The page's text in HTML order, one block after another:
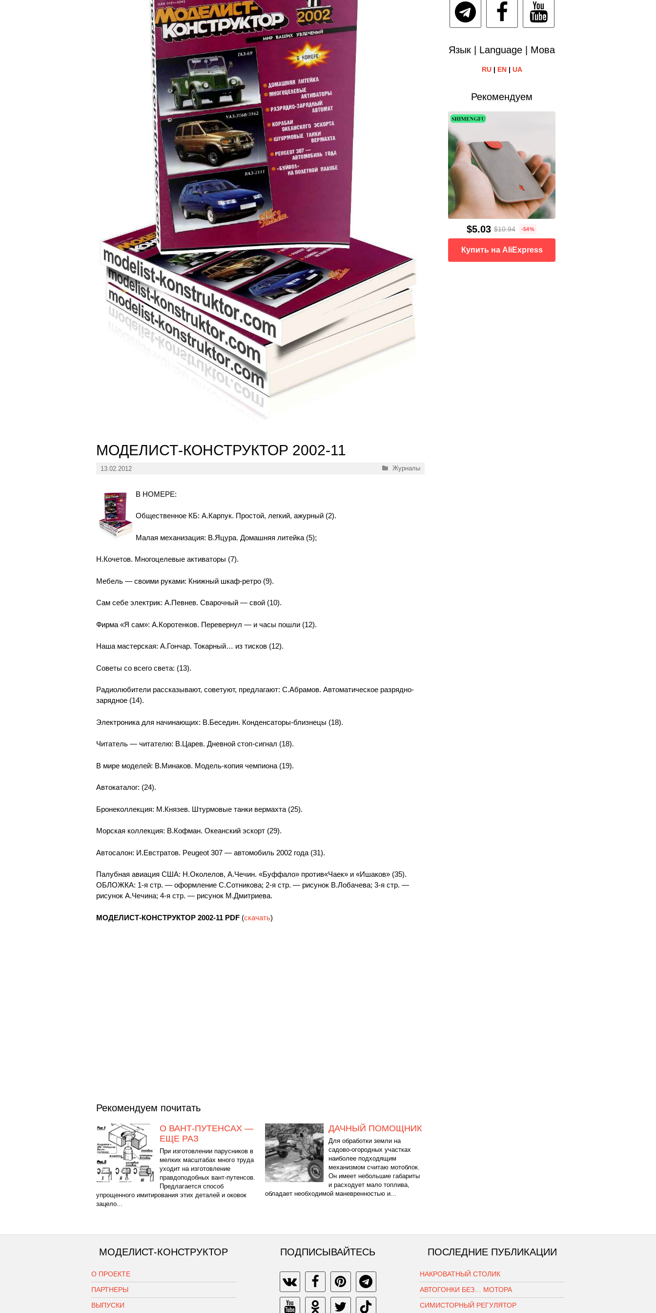
МОДЕЛИСТ-КОНСТРУКТОР 2002-11
13.02.2012 Рубрики
Журналы
В НОМЕРЕ:
Общественное КБ: А.Карпук. Простой, легкий, ажурный (2).
Малая механизация: В.Яцура. Домашняя литейка (5);
Н.Кочетов. Многоцелевые активаторы (7).
Мебель — своими руками: Книжный шкаф-ретро (9).
Сам себе электрик: А.Певнев. Сварочный — свой (10).
Фирма «Я сам»: А.Коротенков. Перевернул — и часы пошли (12).
Наша мастерская: А.Гончар. Токарный… из тисков (12).
Советы со всего света: (13).
Радиолюбители рассказывают, советуют, предлагают: С.Абрамов. Автоматическое разрядно-
зарядное (14).
Электроника для начинающих: В.Беседин. Конденсаторы-близнецы (18).
Читатель — читателю: В.Царев. Дневной стоп-сигнал (18).
В мире моделей: В.Минаков. Модель-копия чемпиона (19).
Автокаталог: (24).
Бронеколлекция: М.Князев. Штурмовые танки вермахта (25).
Морская коллекция: В.Кофман. Океанский эскорт (29).
Автосалон: И.Евстратов. Peugeot 307 — автомобиль 2002 года (31).
Палубная авиация США: Н.Околелов, А.Чечин. «Буффало» против«Чаек» и «Ишаков» (35).
ОБЛОЖКА: 1-я стр. — оформление С.Сотникова; 2-я стр. — рисунок В.Лобачева; 3-я стр. —
рисунок А.Чечина; 4-я стр. — рисунок М.Дмитриева.
МОДЕЛИСТ-КОНСТРУКТОР 2002-11 PDF (скачать)
Рекомендуем почитать
О ВАНТ-ПУТЕНСАХ —
ЕЩЕ РАЗ
При изготовлении парусников в
мелких масштабах много труда
уходит на изготовление
правдоподобных вант-путенсов.
Предлагается способ
упрощенного имитирования этих деталей и оковок
зацело...
ДАЧНЫЙ ПОМОЩНИК
Для обработки земли на
садово-огородных участках
наиболее подходящим
механизмом считаю мотоблок.
Он имеет небольшие габариты
и расходует мало топлива,
обладает необходимой маневренностью и...
Язык | Language | Мова
RU| EN| UA
Рекомендуем
$5.03 $10.94 -54%
Купить на AliExpress
МОДЕЛИСТ-КОНСТРУКТОР
О ПРОЕКТЕ
ПАРТНЕРЫ
ВЫПУСКИ
ПОДПИСЫВАЙТЕСЬ ПОСЛЕДНИЕ ПУБЛИКАЦИИ
НАКРОВАТНЫЙ СТОЛИК
АВТОГОНКИ БЕЗ… МОТОРА
СИМИСТОРНЫЙ РЕГУЛЯТОР